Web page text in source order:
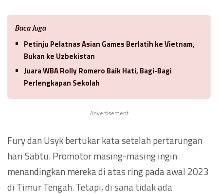
Baca Juga
Petinju Pelatnas Asian Games Berlatih ke Vietnam,
Bukan ke Uzbekistan
Juara WBA Rolly Romero Baik Hati, Bagi-Bagi
Perlengkapan Sekolah
Advertisement
Fury dan Usyk bertukar kata setelah pertarungan
hari Sabtu. Promotor masing-masing ingin
menandingkan mereka di atas ring pada awal 2023
di Timur Tengah. Tetapi, di sana tidak ada